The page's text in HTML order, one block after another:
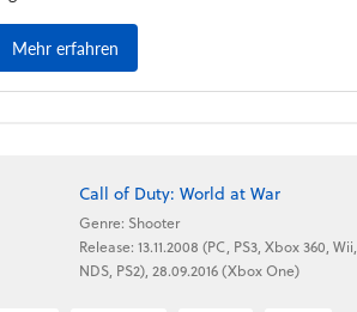
Call of Duty: World at War
Genre: Shooter
Release: 13.11.2008 (PC, PS3, Xbox 360, Wii,
NDS, PS2), 28.09.2016 (Xbox One)